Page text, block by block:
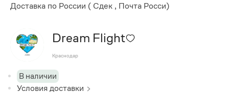
Доставка по России ( Сдек , Почта Росси)
Dream Flight
Краснодар
В наличии
Условия доставки